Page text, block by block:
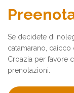
Se decidete di
catamarano,
Croazia per favore
prenotazioni.